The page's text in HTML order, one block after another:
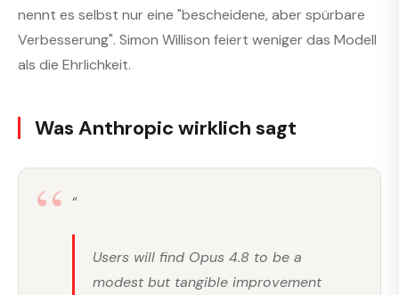
nennt es selbst nur eine "bescheidene, aber spürbare
Verbesserung". Simon Willison feiert weniger das Modell
als die Ehrlichkeit.
Was Anthropic wirklich sagt
“
Users will find Opus 4.8 to be a
modest but tangible improvement